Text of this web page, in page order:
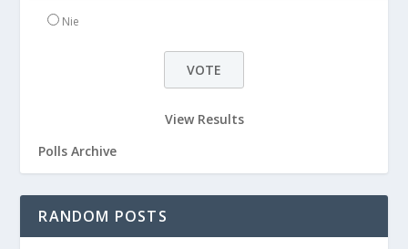
Nie
View Results
Polls Archive
RANDOM POSTS